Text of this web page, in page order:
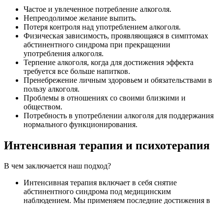
Частое и увлеченное потребление алкоголя.
Непреодолимое желание выпить.
Потеря контроля над употреблением алкоголя.
Физическая зависимость, проявляющаяся в симптомах
абстинентного синдрома при прекращении
употребления алкоголя.
Терпение алкоголя, когда для достижения эффекта
требуется все больше напитков.
Пренебрежение личным здоровьем и обязательствами в
пользу алкоголя.
Проблемы в отношениях со своими близкими и
обществом.
Потребность в употреблении алкоголя для поддержания
нормального функционирования.
Интенсивная терапия и психотерапия
В чем заключается наш подход?
Интенсивная терапия включает в себя снятие
абстинентного синдрома под медицинским
наблюдением. Мы применяем последние достижения в